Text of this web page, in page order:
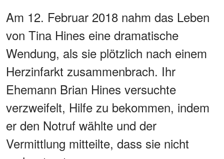
Am 12. Februar 2018 nahm das Leben
von Tina Hines eine dramatische
Wendung, als sie plötzlich nach einem
Herzinfarkt zusammenbrach. Ihr
Ehemann Brian Hines versuchte
verzweifelt, Hilfe zu bekommen, indem
er den Notruf wählte und der
Vermittlung mitteilte, dass sie nicht